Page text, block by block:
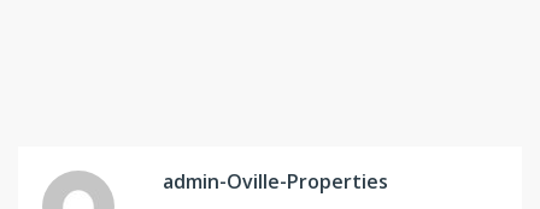
admin-Oville-Properties